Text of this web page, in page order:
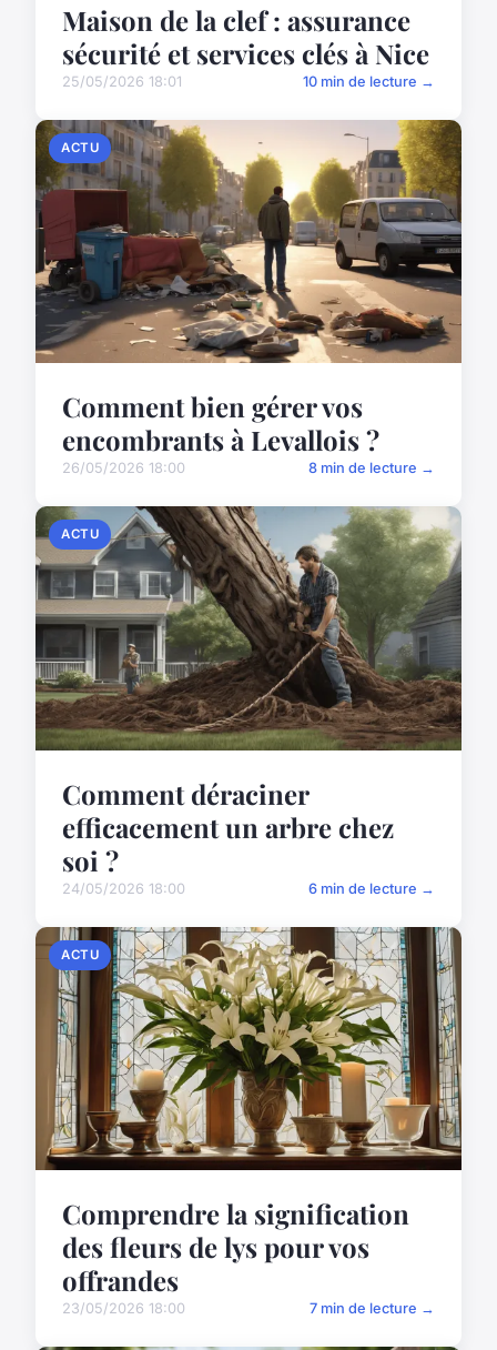
Maison de la clef : assurance
sécurité et services clés à Nice
25/05/2026 18:01 10 min de lecture →
ACTU
Comment bien gérer vos
encombrants à Levallois ?
26/05/2026 18:00 8 min de lecture →
ACTU
Comment déraciner
efficacement un arbre chez
soi ?
24/05/2026 18:00 6 min de lecture →
ACTU
Comprendre la signification
des fleurs de lys pour vos
offrandes
23/05/2026 18:00 7 min de lecture →